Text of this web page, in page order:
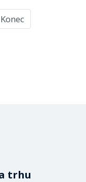
Konec
trhu